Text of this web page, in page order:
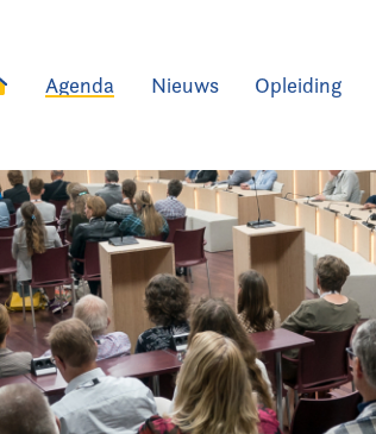
Agenda Nieuws Opleiding
Agenda Raadslid